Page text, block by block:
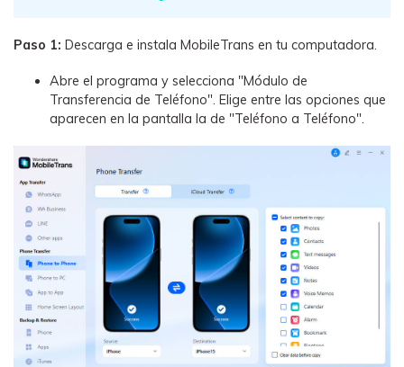
Paso 1: Descarga e instala MobileTrans en tu computadora.
Abre el programa y selecciona "Módulo de
Transferencia de Teléfono". Elige entre las opciones que
aparecen en la pantalla la de "Teléfono a Teléfono".